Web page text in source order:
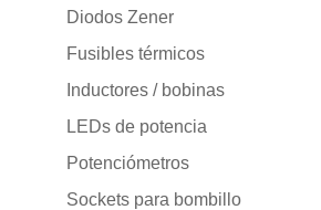
Diodos Zener
Fusibles térmicos
Inductores / bobinas
LEDs de potencia
Potenciómetros
Sockets para bombillo